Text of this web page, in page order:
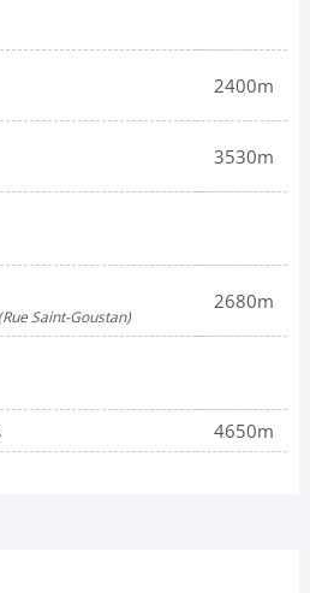
2400m
3530m
Saint-Goustan)
2680m
4650m